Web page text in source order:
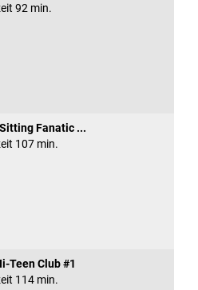
92 min.
Fanatic ...
107 min.
Teen Club #1
114 min.